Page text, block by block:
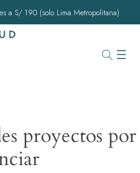
a S/ 190 (solo Lima Metropolitana)
proyectos por